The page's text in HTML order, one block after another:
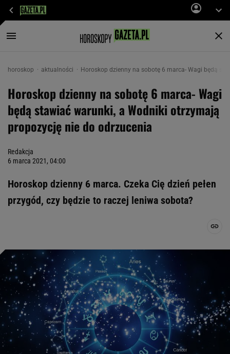
horoskop aktualności Horoskop dzienny na sobotę 6 marca- Wagi będą
Horoskop dzienny na sobotę 6 marca- Wagi
będą stawiać warunki, a Wodniki otrzymają
propozycję nie do odrzucenia
Redakcja
6 marca 2021, 04:00
Horoskop dzienny 6 marca. Czeka Cię dzień pełen
przygód, czy będzie to raczej leniwa sobota?